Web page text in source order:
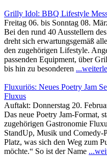
Grilly Idol: BBQ Lifestyle
Freitag 06. bis Sonntag 08.
Bei den rund 40 Ausstellern
dreht sich erwartungsgemäß
den zugehörigen Lifestyle.
passenden Equipment, über
bis hin zu besonderen
Fluxuriös: Neues Poetry Jam
Fluxus
Auftakt: Donnerstag 20.
Das neue Poetry Jam-Format,
zugehörigen Gastronomie
StandUp, Musik und Comedy-
Platz, was sich den Weg zum
möchte.“ So ist der Name